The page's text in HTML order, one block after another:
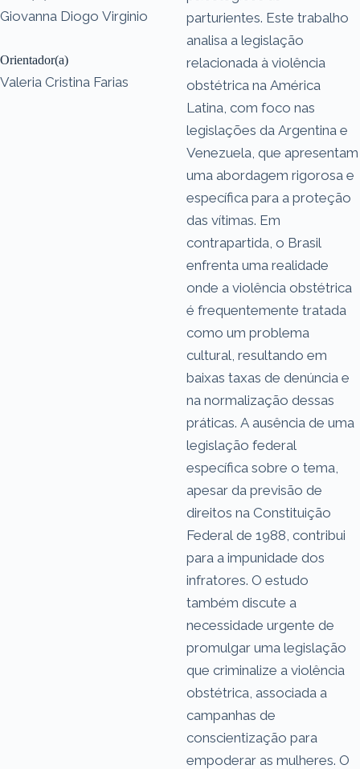
Giovanna Diogo Virginio
Orientador(a)
Valeria Cristina Farias
parturientes. Este trabalho
analisa a legislação
relacionada à violência
obstétrica na América
Latina, com foco nas
legislações da Argentina e
Venezuela, que apresentam
uma abordagem rigorosa e
específica para a proteção
das vítimas. Em
contrapartida, o Brasil
enfrenta uma realidade
onde a violência obstétrica
é frequentemente tratada
como um problema
cultural, resultando em
baixas taxas de denúncia e
na normalização dessas
práticas. A ausência de uma
legislação federal
específica sobre o tema,
apesar da previsão de
direitos na Constituição
Federal de 1988, contribui
para a impunidade dos
infratores. O estudo
também discute a
necessidade urgente de
promulgar uma legislação
que criminalize a violência
obstétrica, associada a
campanhas de
conscientização para
empoderar as mulheres. O